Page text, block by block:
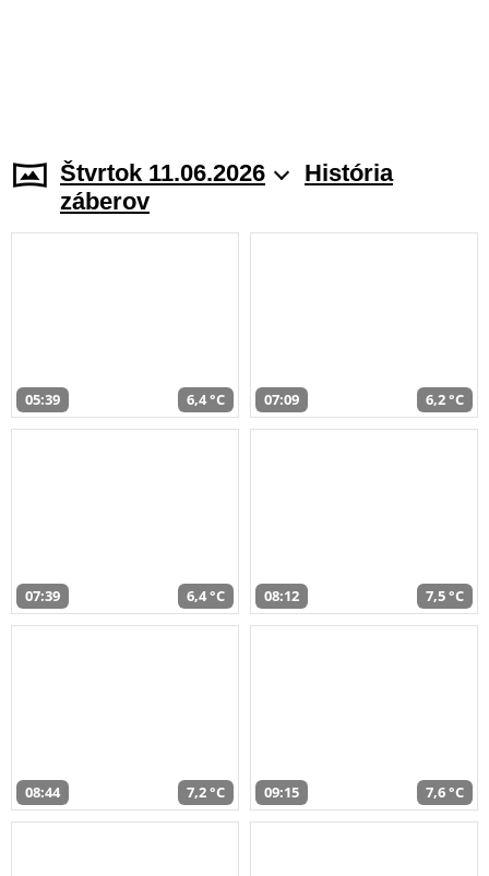
Štvrtok 11.06.2026
História
záberov
05:39 6,4 °C 07:09 6,2 °C
07:39 6,4 °C 08:12 7,5 °C
08:44 7,2 °C 09:15 7,6 °C